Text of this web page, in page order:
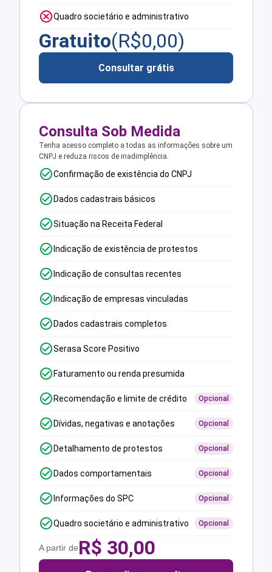
Quadro societário e administrativo
Gratuito(R$0,00)
Consultar grátis
Consulta Sob Medida
Tenha acesso completo a todas as informações sobre um
CNPJ e reduza riscos de inadimplência.
Confirmação de existência do CNPJ
Dados cadastrais básicos
Situação na Receita Federal
Indicação de existência de protestos
Indicação de consultas recentes
Indicação de empresas vinculadas
Dados cadastrais completos
Serasa Score Positivo
Faturamento ou renda presumida
Recomendação e limite de crédito Opcional
Dívidas, negativas e anotações Opcional
Detalhamento de protestos Opcional
Dados comportamentais Opcional
Informações do SPC Opcional
Quadro societário e administrativo Opcional
A partir deR$ 30,00